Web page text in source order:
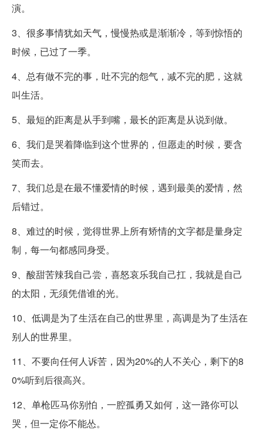
演。
3、很多事情犹如天气，慢慢热或是渐渐冷，等到惊悟的
时候，已过了一季。
4、总有做不完的事，吐不完的怨气，减不完的肥，这就
叫生活。
5、最短的距离是从手到嘴，最长的距离是从说到做。
6、我们是哭着降临到这个世界的，但愿走的时候，要含
笑而去。
7、我们总是在最不懂爱情的时候，遇到最美的爱情，然
后错过。
8、难过的时候，觉得世界上所有矫情的文字都是量身定
制，每一句都感同身受。
9、酸甜苦辣我自己尝，喜怒哀乐我自己扛，我就是自己
的太阳，无须凭借谁的光。
10、低调是为了生活在自己的世界里，高调是为了生活在
别人的世界里。
11、不要向任何人诉苦，因为20%的人不关心，剩下的8
0%听到后很高兴。
12、单枪匹马你别怕，一腔孤勇又如何，这一路你可以
哭，但一定你不能怂。